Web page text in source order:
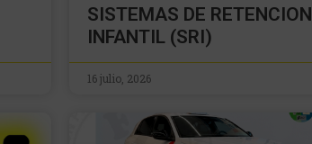
SISTEMAS DE RETENCION
INFANTIL (SRI)
16 julio, 2026